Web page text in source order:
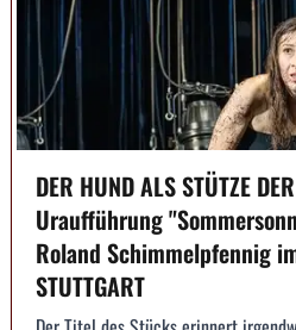
DER HUND ALS STÜTZE
Uraufführung
Roland Schimmelpfennig
STUTTGART